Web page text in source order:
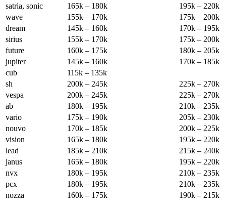
satria, sonic
165k – 180k
195k – 220k
wave
155k – 170k
175k – 200k
dream
145k – 160k
170k – 195k
sirius
155k – 170k
175k – 200k
future
160k – 175k
180k – 205k
jupiter
145k – 160k
170k – 185k
cub
115k – 135k
sh
200k – 245k
225k – 270k
vespa
200k – 245k
225k – 270k
ab
180k – 195k
210k – 235k
vario
175k – 190k
205k – 230k
nouvo
170k – 185k
200k – 225k
vision
165k – 180k
195k – 220k
lead
185k – 210k
215k – 240k
janus
165k – 180k
195k – 220k
nvx
180k – 195k
210k – 235k
pcx
180k – 195k
210k – 235k
nozza
160k – 175k 190k – 215k